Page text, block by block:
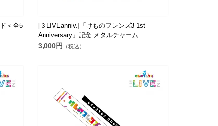
＜全5
[３LIVEanniv.]「けものフレンズ3 1st
Anniversary」記念 メタルチャーム
3,000円 （税込）